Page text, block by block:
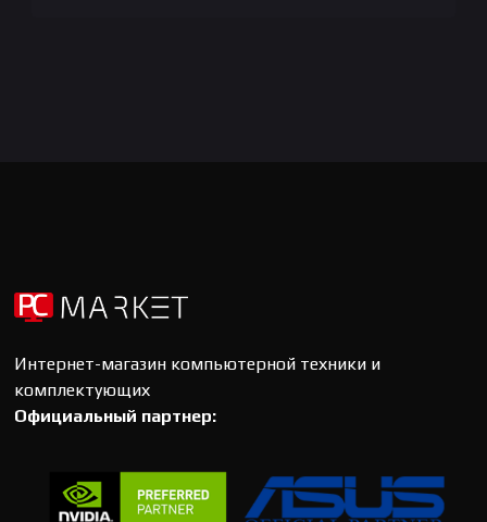
Интернет-магазин компьютерной техники и
комплектующих
Официальный партнер: